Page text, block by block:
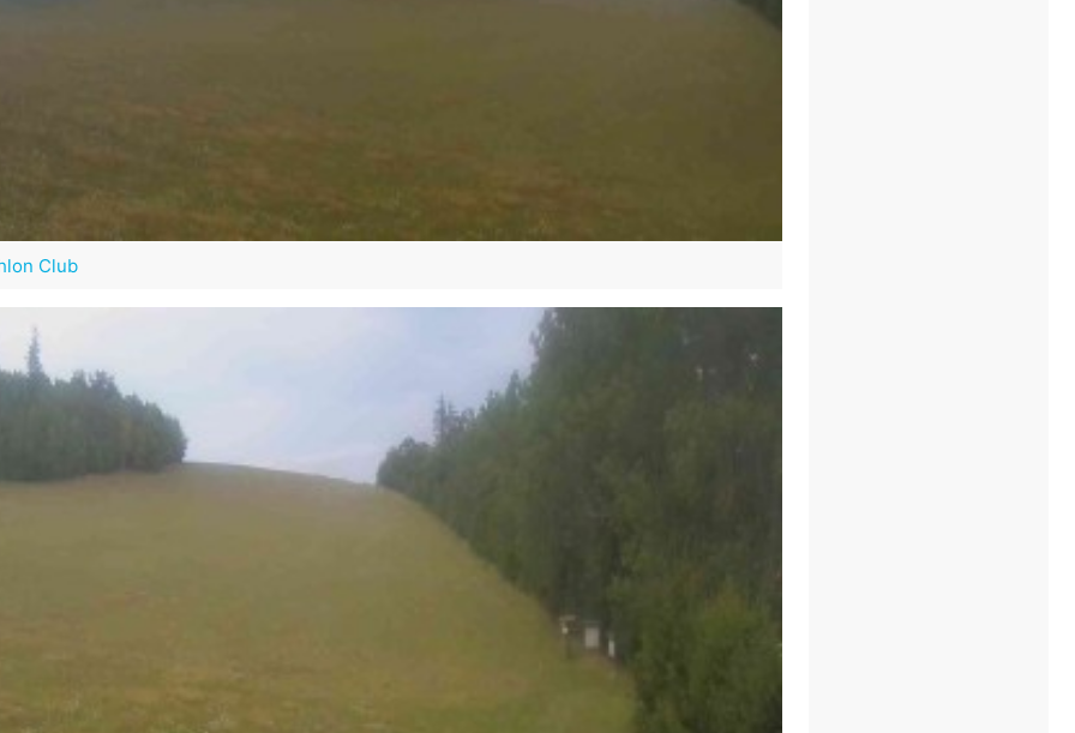
Club